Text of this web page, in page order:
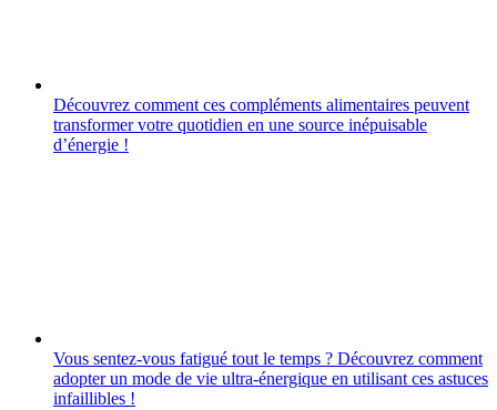
Découvrez comment ces compléments alimentaires peuvent
transformer votre quotidien en une source inépuisable
d’énergie !
Vous sentez-vous fatigué tout le temps ? Découvrez comment
adopter un mode de vie ultra-énergique en utilisant ces astuces
infaillibles !